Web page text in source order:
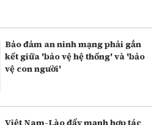
Bảo đảm an ninh mạng phải gắn
kết giữa 'bảo vệ hệ thống' và 'bảo
vệ con người'
Việt Nam-Lào đẩy mạnh hợp tác